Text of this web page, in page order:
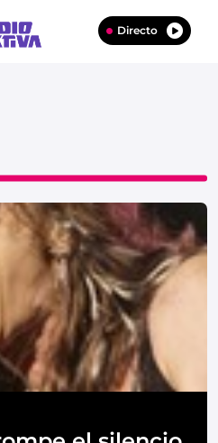
Directo